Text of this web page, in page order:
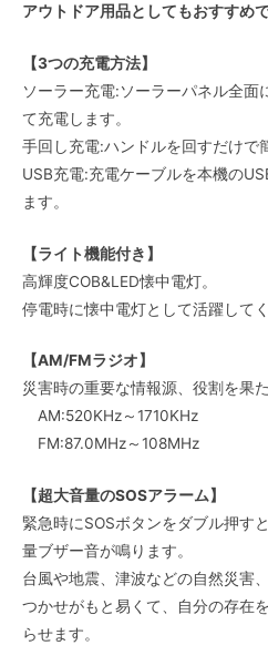
アウトドア用品としてもおすすめで
【3つの充電方法】
ソーラー充電:ソーラーパネル全面
て充電します。
手回し充電:ハンドルを回すだけで
USB充電:充電ケーブルを本機の
ます。
【ライト機能付き】
高輝度COB&LED懐中電灯。
停電時に懐中電灯として活躍してく
【AM/FMラジオ】
災害時の重要な情報源、役割を果
AM:520KHz～1710KHz
FM:87.0MHz～108MHz
【超大音量のSOSアラーム】
緊急時にSOSボタンをダブル押す
量ブザー音が鳴ります。
台風や地震、津波などの自然災害
つかせがもと易くて、自分の存在
らせます。